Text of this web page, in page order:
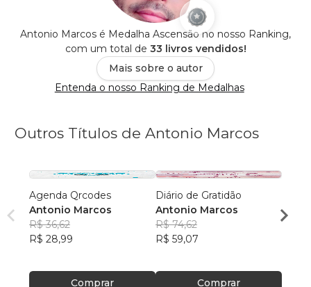
Antonio Marcos é Medalha Ascensão no nosso Ranking,
com um total de 33 livros vendidos!
Mais sobre o autor
Entenda o nosso Ranking de Medalhas
Outros Títulos de Antonio Marcos
Agenda Qrcodes
Antonio Marcos
R$ 36,62
R$ 28,99
Comprar
Diário de Gratidão
Antonio Marcos
R$ 74,62
R$ 59,07
Comprar
R$